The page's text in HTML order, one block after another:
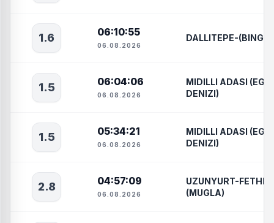
1.6 06:10:55
06.08.2026
DALLITEPE-
1.5 06:04:06
06.08.2026
MIDILLI ADASI (EGE
DENIZI)
1.5 05:34:21
06.08.2026
MIDILLI ADASI (EGE
DENIZI)
2.8 04:57:09
06.08.2026
UZUNYURT-
(MUGLA)